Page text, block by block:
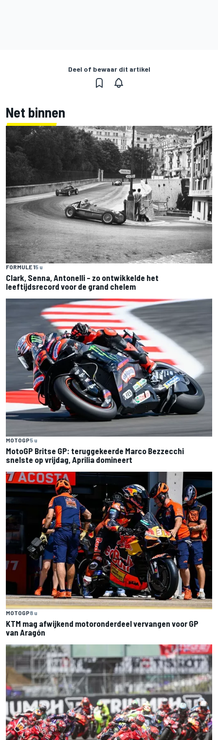
Deel of bewaar dit artikel
Net binnen
FORMULE 15 u
Clark, Senna, Antonelli – zo ontwikkelde het
leeftijdsrecord voor de grand chelem
MOTOGP5 u
MotoGP Britse GP: teruggekeerde Marco Bezzecchi
snelste op vrijdag, Aprilia domineert
MOTOGP8 u
KTM mag afwijkend motoronderdeel vervangen voor GP
van Aragón